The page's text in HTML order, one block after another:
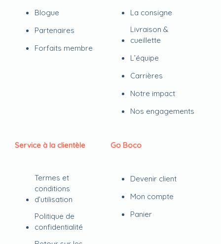
Blogue
Partenaires
Forfaits membre
La consigne
Livraison &
cueillette
L’équipe
Carrières
Notre impact
Nos engagements
Service à la clientèle
Termes et
conditions
d’utilisation
Politique de
confidentialité
Go Boco
Devenir client
Mon compte
Panier